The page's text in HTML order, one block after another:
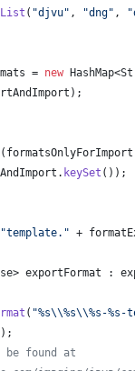
( "djvu" , "dng" ,
= new HashMap<
);
formatsOnlyForImport
. keySet ());
"template." +
> exportFormat :
( "%s\\%s\\%s-%s-
);
be found at